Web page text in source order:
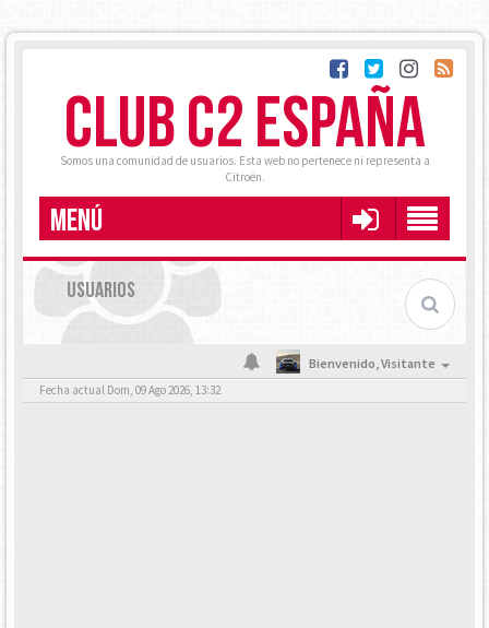
CLUB C2 ESPAÑA
Somos una comunidad de usuarios. Esta web no pertenece ni representa a
Citroën.
MENÚ
USUARIOS
Bienvenido,Visitante
Fecha actual Dom, 09 Ago 2026, 13:32